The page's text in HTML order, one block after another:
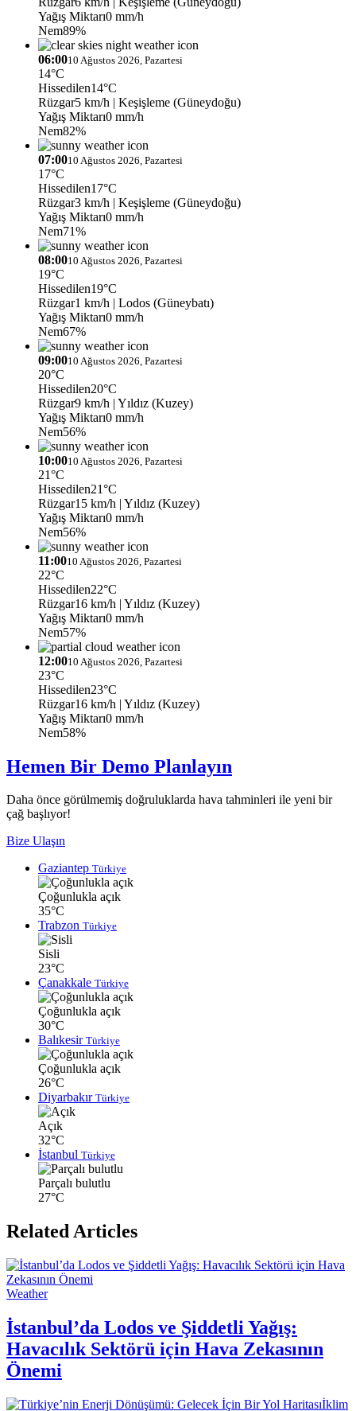
Yağış Miktarı0 mm/h
Nem89%
06:0010 Ağustos 2026, Pazartesi
14°C
Hissedilen14°C
Rüzgar5 km/h | Keşişleme (Güneydoğu)
Yağış Miktarı0 mm/h
Nem82%
07:0010 Ağustos 2026, Pazartesi
17°C
Hissedilen17°C
Rüzgar3 km/h | Keşişleme (Güneydoğu)
Yağış Miktarı0 mm/h
Nem71%
08:0010 Ağustos 2026, Pazartesi
19°C
Hissedilen19°C
Rüzgar1 km/h | Lodos (Güneybatı)
Yağış Miktarı0 mm/h
Nem67%
09:0010 Ağustos 2026, Pazartesi
20°C
Hissedilen20°C
Rüzgar9 km/h | Yıldız (Kuzey)
Yağış Miktarı0 mm/h
Nem56%
10:0010 Ağustos 2026, Pazartesi
21°C
Hissedilen21°C
Rüzgar15 km/h | Yıldız (Kuzey)
Yağış Miktarı0 mm/h
Nem56%
11:0010 Ağustos 2026, Pazartesi
22°C
Hissedilen22°C
Rüzgar16 km/h | Yıldız (Kuzey)
Yağış Miktarı0 mm/h
Nem57%
12:0010 Ağustos 2026, Pazartesi
23°C
Hissedilen23°C
Rüzgar16 km/h | Yıldız (Kuzey)
Yağış Miktarı0 mm/h
Nem58%
Hemen Bir Demo Planlayın
Daha önce görülmemiş doğruluklarda hava tahminleri ile yeni bir
çağ başlıyor!
Bize Ulaşın
Gaziantep Türkiye
Çoğunlukla açık
35°C
Trabzon Türkiye
Sisli
23°C
Çanakkale Türkiye
Çoğunlukla açık
30°C
Balıkesir Türkiye
Çoğunlukla açık
26°C
Diyarbakır Türkiye
Açık
32°C
İstanbul Türkiye
Parçalı bulutlu
27°C
Related Articles
Weather
İstanbul’da Lodos ve Şiddetli Yağış:
Havacılık Sektörü için Hava Zekasının
Önemi
İklim